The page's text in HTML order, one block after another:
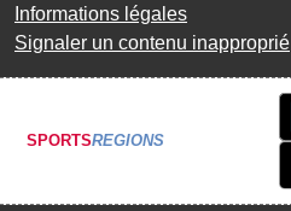
Informations légales
Signaler un contenu inapproprié
SPORTSREGIONS